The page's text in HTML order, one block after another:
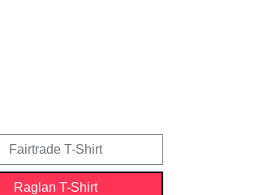
Fairtrade T-Shirt
Raglan T-Shirt